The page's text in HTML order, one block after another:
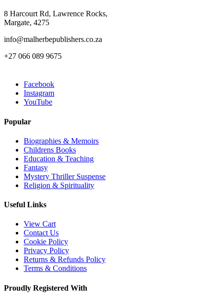
8 Harcourt Rd, Lawrence Rocks,
Margate, 4275
info@malherbepublishers.co.za
+27 066 089 9675
Facebook
Instagram
YouTube
Popular
Biographies & Memoirs
Childrens Books
Education & Teaching
Fantasy
Mystery Thriller Suspense
Religion & Spirituality
Useful Links
View Cart
Contact Us
Cookie Policy
Privacy Policy
Returns & Refunds Policy
Terms & Conditions
Proudly Registered With